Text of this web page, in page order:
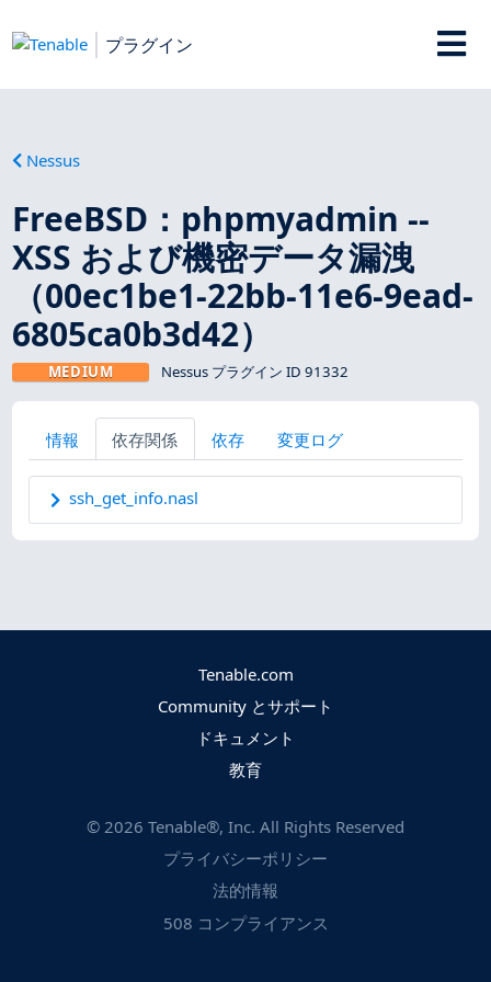
プラグイン
Nessus
FreeBSD：phpmyadmin --
XSS および機密データ漏洩
（00ec1be1-22bb-11e6-9ead-
6805ca0b3d42）
MEDIUM Nessus プラグイン ID 91332
情報 依存関係 依存 変更ログ
ssh_get_info.nasl
Tenable.com
Community とサポート
ドキュメント
教育
© 2026 Tenable®, Inc. All Rights Reserved
プライバシーポリシー
法的情報
508 コンプライアンス